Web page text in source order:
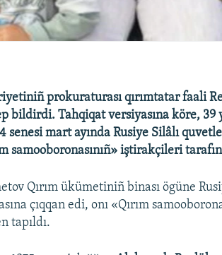
prokuraturası qırımtatar faali
bildirdi. Tahqiqat versiyasına köre, 39
senesi mart ayında Rusiye Silâlı
samooboronasınıñ» iştirakçileri
Qırım ükümetiniñ binası ögüne
çıqqan edi, onı «Qırım
tapıldı.